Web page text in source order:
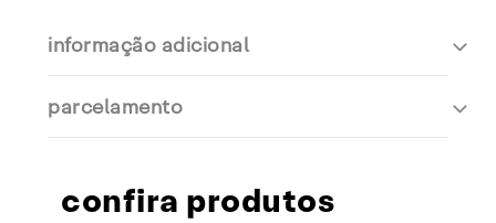
informação adicional
parcelamento
confira produtos